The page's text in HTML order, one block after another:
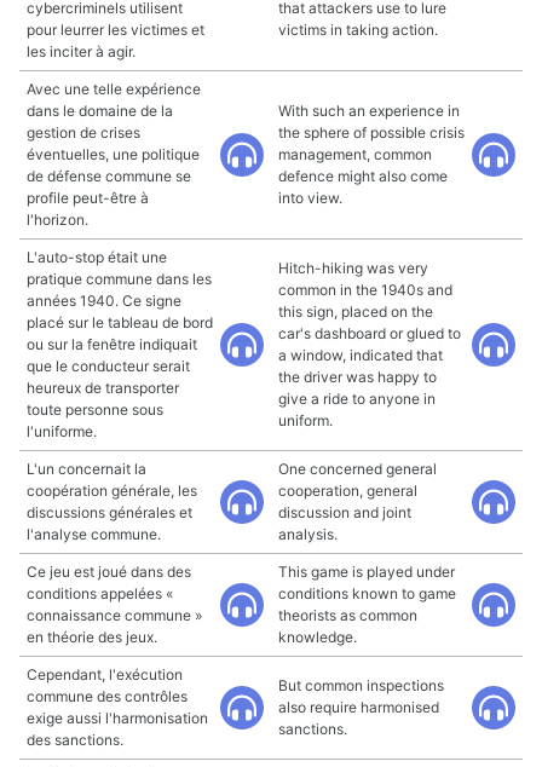
cybercriminels utilisent
pour leurrer les victimes et
les inciter à agir.
that attackers use to lure
victims in taking action.
Avec une telle expérience
dans le domaine de la
gestion de crises
éventuelles, une politique
de défense commune se
profile peut-être à
l'horizon.
With such an experience in
the sphere of possible crisis
management, common
defence might also come
into view.
L'auto-stop était une
pratique commune dans les
années 1940. Ce signe
placé sur le tableau de bord
ou sur la fenêtre indiquait
que le conducteur serait
heureux de transporter
toute personne sous
l'uniforme.
Hitch-hiking was very
common in the 1940s and
this sign, placed on the
car's dashboard or glued to
a window, indicated that
the driver was happy to
give a ride to anyone in
uniform.
L'un concernait la
coopération générale, les
discussions générales et
l'analyse commune.
One concerned general
cooperation, general
discussion and joint
analysis.
Ce jeu est joué dans des
conditions appelées «
connaissance commune »
en théorie des jeux.
This game is played under
conditions known to game
theorists as common
knowledge.
Cependant, l'exécution
commune des contrôles
exige aussi l'harmonisation
des sanctions.
But common inspections
also require harmonised
sanctions.